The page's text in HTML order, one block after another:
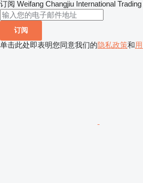
订阅 Weifang Changjiu International
订阅
单击此处即表明您同意我们的隐私政策和